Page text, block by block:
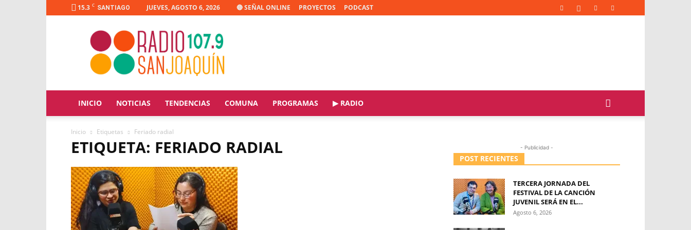
15.3 C SANTIAGO JUEVES, AGOSTO 6, 2026 🔴 SEÑAL ONLINE PROYECTOS PODCAST
Radio
Joaquín
INICIO NOTICIAS TENDENCIAS COMUNA PROGRAMAS ▶ RADIO
Inicio Etiquetas Feriado radial
ETIQUETA: FERIADO RADIAL - Publicidad -
POST RECIENTES
TERCERA JORNADA DEL
FESTIVAL DE LA CANCIÓN
JUVENIL SERÁ EN EL...
Agosto 6, 2026